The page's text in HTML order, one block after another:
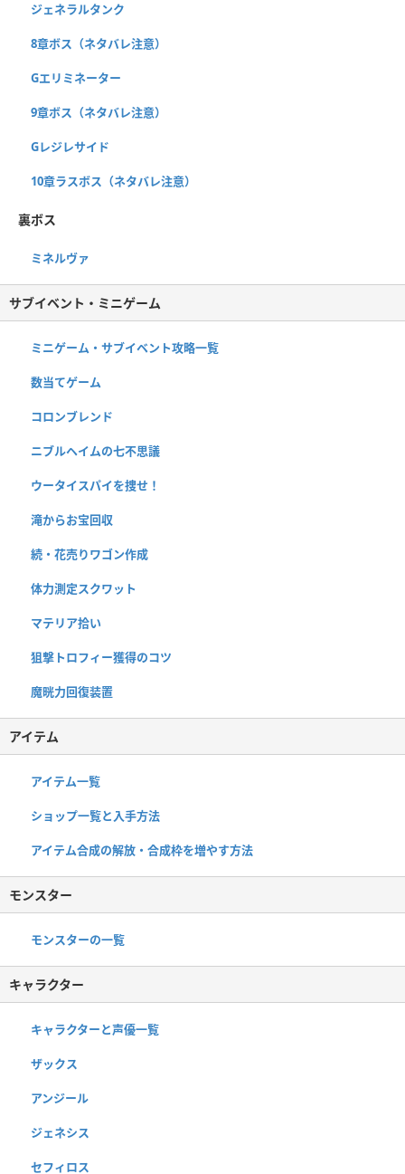
ジェネラルタンク
8章ボス（ネタバレ注意）
Gエリミネーター
9章ボス（ネタバレ注意）
Gレジレサイド
10章ラスボス（ネタバレ注意）
裏ボス
ミネルヴァ
サブイベント・ミニゲーム
ミニゲーム・サブイベント攻略一覧
数当てゲーム
コロンブレンド
ニブルヘイムの七不思議
ウータイスパイを捜せ！
滝からお宝回収
続・花売りワゴン作成
体力測定スクワット
マテリア拾い
狙撃トロフィー獲得のコツ
魔晄力回復装置
アイテム
アイテム一覧
ショップ一覧と入手方法
アイテム合成の解放・合成枠を増やす方法
モンスター
モンスターの一覧
キャラクター
キャラクターと声優一覧
ザックス
アンジール
ジェネシス
セフィロス